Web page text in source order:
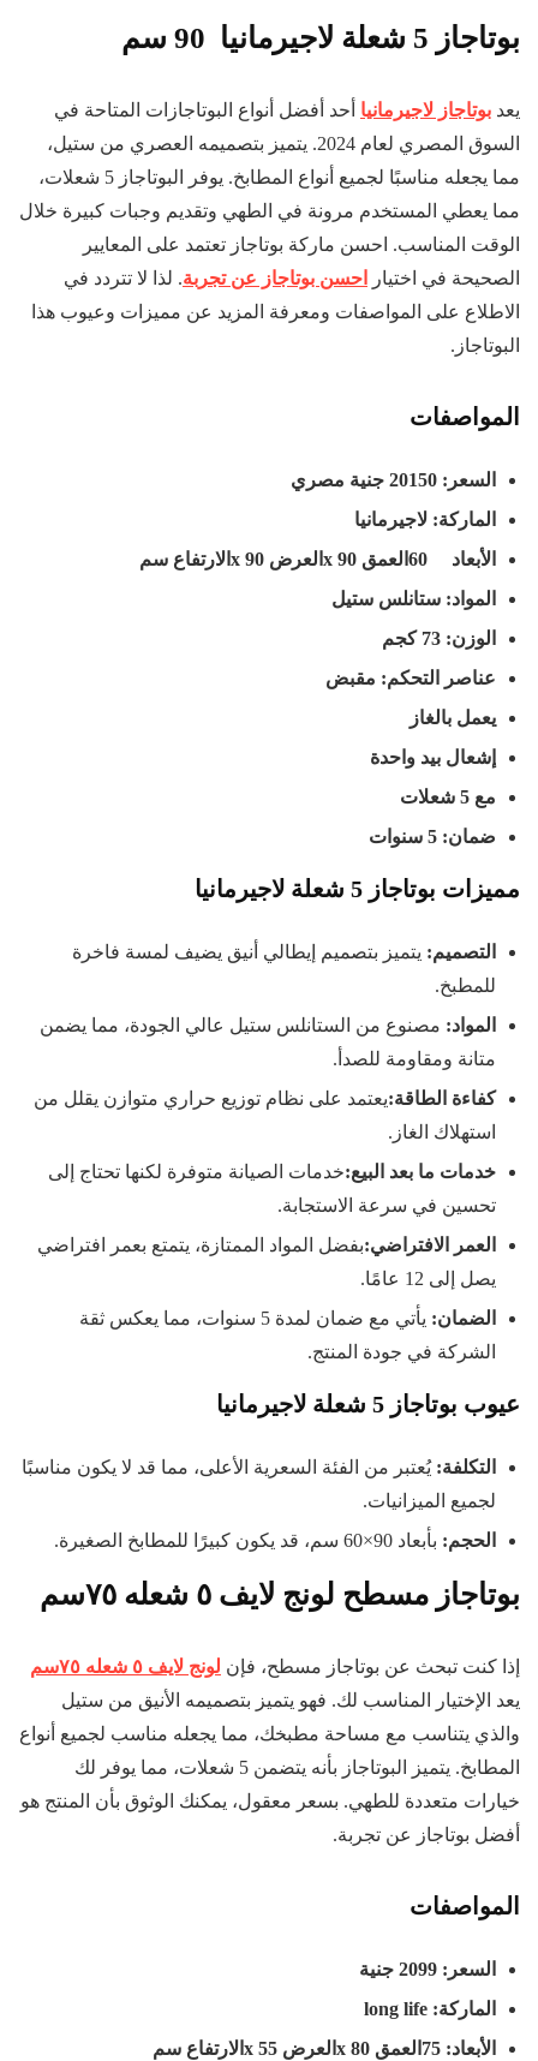
بوتاجاز 5 شعلة لاجيرمانيا 90 سم
يعد بوتاجاز لاجيرمانيا أحد أفضل أنواع البوتاجازات المتاحة في
السوق المصري لعام 2024. يتميز بتصميمه العصري من ستيل،
مما يجعله مناسبًا لجميع أنواع المطابخ. يوفر البوتاجاز 5 شعلات،
مما يعطي المستخدم مرونة في الطهي وتقديم وجبات كبيرة خلال
الوقت المناسب. احسن ماركة بوتاجاز تعتمد على المعايير
الصحيحة في اختيار
احسن بوتاجاز عن تجربة. لذا لا تتردد في
الاطلاع على المواصفات ومعرفة المزيد عن مميزات وعيوب هذا
البوتاجاز.
المواصفات
السعر: 20150 جنية مصري
الماركة: لاجيرمانيا
الأبعاد
60العمق العرض
الارتفاع سم
المواد: ستانلس ستيل
الوزن: 73
كجم
عناصر التحكم: مقبض
يعمل بالغاز
إشعال بيد واحدة
مع 5 شعلات
ضمان: 5 سنوات
مميزات بوتاجاز 5 شعلة لاجيرمانيا
التصميم: يتميز بتصميم إيطالي أنيق يضيف لمسة فاخرة
للمطبخ.
المواد: مصنوع من الستانلس ستيل عالي الجودة، مما يضمن
متانة ومقاومة للصدأ.
كفاءة الطاقة:يعتمد على نظام توزيع حراري متوازن يقلل من
استهلاك الغاز.
خدمات ما بعد البيع:خدمات الصيانة متوفرة لكنها تحتاج إلى
تحسين في سرعة الاستجابة.
العمر الافتراضي:بفضل المواد الممتازة، يتمتع بعمر افتراضي
يصل إلى 12 عامًا.
الضمان:
يأتي مع ضمان لمدة 5 سنوات، مما يعكس ثقة
الشركة في جودة المنتج.
عيوب بوتاجاز 5 شعلة لاجيرمانيا
التكلفة: يُعتبر من الفئة السعرية الأعلى، مما قد لا يكون مناسبًا
لجميع الميزانيات.
الحجم: بأبعاد 90×60 سم، قد يكون كبيرًا للمطابخ الصغيرة.
بوتاجاز مسطح لونج لايف ٥ شعله ٧٥سم
إذا كنت تبحث عن بوتاجاز مسطح، فإن لونج لايف ٥ شعله ٧٥سم
يعد الإختيار المناسب لك. فهو يتميز بتصميمه الأنيق من ستيل
والذي يتناسب مع مساحة مطبخك، مما يجعله مناسب لجميع أنواع
المطابخ. يتميز البوتاجاز بأنه يتضمن 5 شعلات، مما يوفر لك
خيارات متعددة للطهي. بسعر معقول، يمكنك الوثوق بأن المنتج هو
أفضل بوتاجاز عن تجربة.
المواصفات
السعر: 2099 جنية
الماركة:
الأبعاد: 75العمق
العرض
الارتفاع سم